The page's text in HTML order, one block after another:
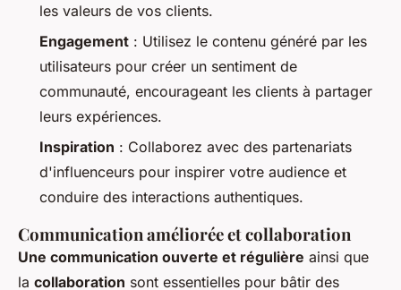
les valeurs de vos clients.
Engagement : Utilisez le contenu généré par les
utilisateurs pour créer un sentiment de
communauté, encourageant les clients à partager
leurs expériences.
Inspiration : Collaborez avec des partenariats
d'influenceurs pour inspirer votre audience et
conduire des interactions authentiques.
Communication améliorée et collaboration
Une communication ouverte et régulière ainsi que
la collaboration sont essentielles pour bâtir des